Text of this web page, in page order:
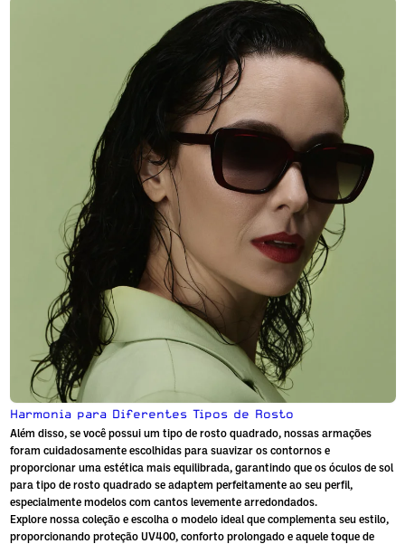
Harmonia para Diferentes Tipos de Rosto
Além disso, se você possui um tipo de rosto quadrado, nossas armações
foram cuidadosamente escolhidas para suavizar os contornos e
proporcionar uma estética mais equilibrada, garantindo que os óculos de sol
para tipo de rosto quadradose adaptem perfeitamente ao seu perfil,
especialmente modelos com cantos levemente arredondados.
Explore nossa coleção e escolha o modelo ideal que complementa seu estilo,
proporcionando proteção UV400, conforto prolongado e aquele toque de